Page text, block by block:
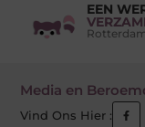
EEN
Media en
Vind Ons Hier :